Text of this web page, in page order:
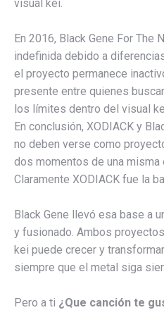
visual kei.
En 2016, Black Gene For The
indefinida debido a
el proyecto permanece
presente entre quienes
los límites dentro del visual
En conclusión, XODIACK y
no deben verse como
dos momentos de una misma
Claramente XODIACK fue la
Black Gene llevó esa base a
y fusionado. Ambos
kei puede crecer y
siempre que el metal siga
Pero a ti ¿Que canción te